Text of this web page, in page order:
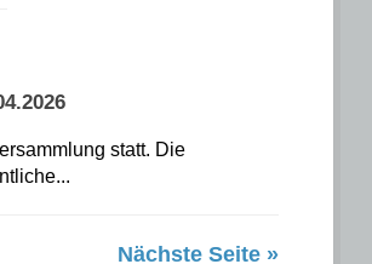
statt. Die
Nächste Seite »